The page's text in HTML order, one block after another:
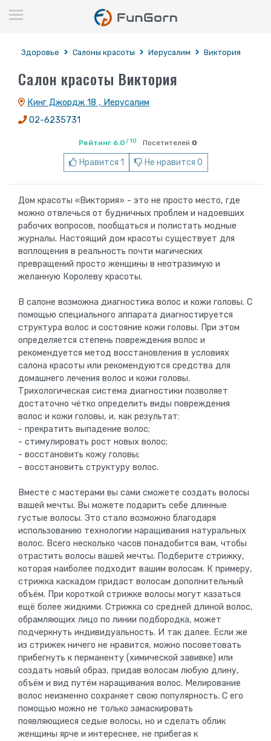
Здоровье Салоны красоты Иерусалим Виктория
Салон красоты Виктория
Кинг Джордж 18 , Иерусалим
02-6235731
Рейтинг 6.0/ 10 Посетителей 0
Нравится 1 Не нравится 0
Дом красоты «Виктория» - это не просто место, где
можно отвлечься от будничных проблем и надоевших
рабочих вопросов, пообщаться и полистать модные
журналы. Настоящий дом красоты существует для
воплощения в реальность почти магических
превращений просто женщины в неотразимую и
желанную Королеву красоты.
В салоне возможна диагностика волос и кожи головы. С
помощью специального аппарата диагностируется
структура волос и состояние кожи головы. При этом
определяется степень повреждения волос и
рекомендуется метод восстановления в условиях
салона красоты или рекомендуются средства для
домашнего лечения волос и кожи головы.
Трихологическая система диагностики позволяет
достаточно чётко определить виды повреждения
волос и кожи головы, и, как результат:
- прекратить выпадение волос;
- стимулировать рост новых волос;
- восстановить кожу головы;
- восстановить структуру волос.
Вместе с мастерами вы сами сможете создать волосы
вашей мечты. Вы можете подарить себе длинные
густые волосы. Это стало возможно благодаря
использованию технологии наращивания натуральных
волос. Всего несколько часов понадобится вам, чтобы
отрастить волосы вашей мечты. Подберите стрижку,
которая наиболее подходит вашим волосам. К примеру,
стрижка каскадом придаст волосам дополнительный
объём. При короткой стрижке волосы могут казаться
ещё более жидкими. Стрижка со средней длиной волос,
обрамляющих лицо по линии подбородка, может
подчеркнуть индивидуальность. И так далее. Если же
из стрижек ничего не нравится, можно посоветовать
прибегнуть к перманенту (химической завивке) или
создать новый образ, придав волосам любую длину,
объём и вид путём наращивания волос. Мелирование
волос неизменно сохраняет свою популярность. С его
помощью можно не только замаскировать
появляющиеся седые волосы, но и сделать облик
женщины ярче и интереснее, не прибегая к